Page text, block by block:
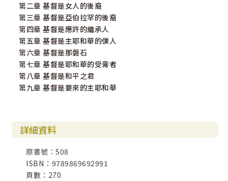
第二章 基督是女人的後裔
第三章 基督是亞伯拉罕的後裔
第四章 基督是應許的繼承人
第五章 基督是主耶和華的僕人
第六章 基督是那磐石
第七章 基督是耶和華的受膏者
第八章 基督是和平之君
第九章 基督是要來的主耶和華
詳細資料
原書號：S08
ISBN：9789869692991
頁數：270